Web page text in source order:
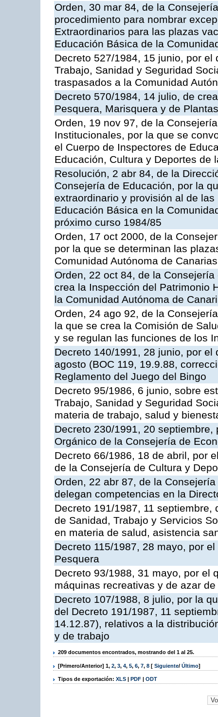
Orden, 30 mar 84, de la
procedimiento para nombrar
Extraordinarios para las plazas
Educación Básica de la
Decreto 527/1984, 15 junio, por
Trabajo, Sanidad y Seguridad
traspasados a la Comunidad
Decreto 570/1984, 14 julio, de
Pesquera, Marisquera y de
Orden, 19 nov 97, de la
Institucionales, por la que se
el Cuerpo de Inspectores de
Educación, Cultura y Deportes de
Resolución, 2 abr 84, de la
Consejería de Educación, por la
extraordinario y provisión al de
Educación Básica en la
próximo curso 1984/85
Orden, 17 oct 2000, de la
por la que se determinan las
Comunidad Autónoma de Canarias
Orden, 22 oct 84, de la
crea la Inspección del Patrimonio
la Comunidad Autónoma de
Orden, 24 ago 92, de la
la que se crea la Comisión de
y se regulan las funciones de los
Decreto 140/1991, 28 junio, por
agosto (BOC 119, 19.9.88,
Reglamento del Juego del Bingo
Decreto 95/1986, 6 junio, sobre
Trabajo, Sanidad y Seguridad
materia de trabajo, salud y
Decreto 230/1991, 20
Orgánico de la Consejería de
Decreto 66/1986, 18 de abril, por
de la Consejería de Cultura y
Orden, 22 abr 87, de la
delegan competencias en la
Decreto 191/1987, 11
de Sanidad, Trabajo y Servicios
en materia de salud, asistencia
Decreto 115/1987, 28 mayo, por
Pesquera
Decreto 93/1988, 31 mayo, por el
máquinas recreativas y de azar
Decreto 107/1988, 8 julio, por la
del Decreto 191/1987, 11
14.12.87), relativos a la
y de trabajo
209 documentos encontrados, mostrando del 1 al 25.
[Primero/Anterior] 1, 2, 3, 4, 5, 6, 7, 8 [ Siguiente/ Último]
Tipos de exportación: XLS | PDF | ODT